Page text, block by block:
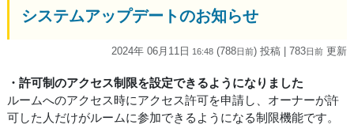
システムアップデートのお知らせ
2024年 06月11日 16:48 (788日前) 投稿 | 783日前 更新
・許可制のアクセス制限を設定できるようになりました
ルームへのアクセス時にアクセス許可を申請し、オーナーが許
可した人だけがルームに参加できるようになる制限機能です。